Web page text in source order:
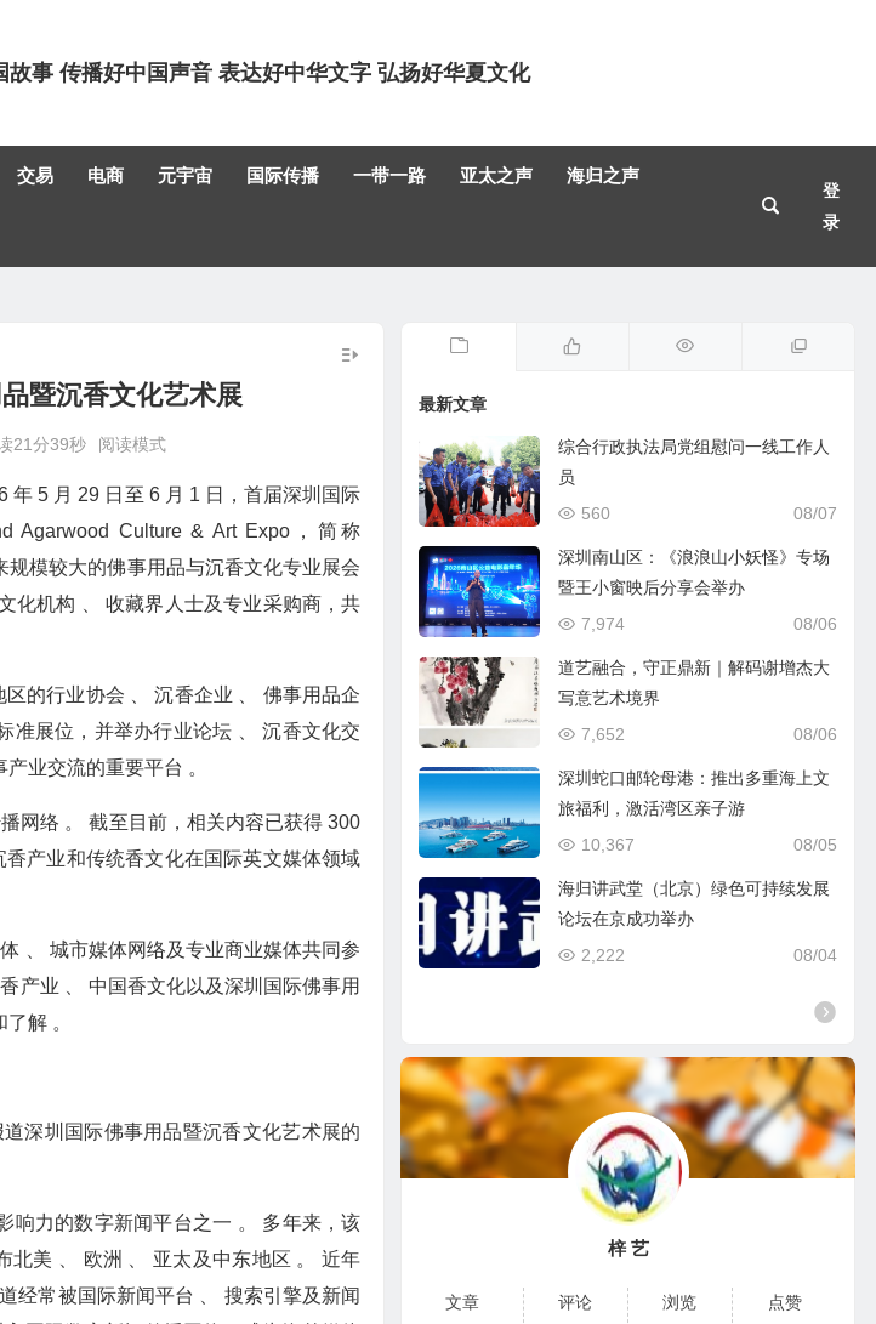
故事 传播好中国声音 表达好中华文字 弘扬好华夏文化
交易 电商 元宇宙 国际传播 一带一路 亚太之声 海归之声
登
录
暨沉香文化艺术展
21分39秒 阅读模式
年 5 月 29 日至 6 月 1 日，首届深圳国际
Agarwood Culture & Art Expo，简称
模较大的佛事用品与沉香文化专业展会
化机构 、 收藏界人士及专业采购商，共
的行业协会 、 沉香企业 、 佛事用品企
准展位，并举办行业论坛 、 沉香文化交
业交流的重要平台 。
网络 。 截至目前，相关内容已获得 300
产业和传统香文化在国际英文媒体领域
、 城市媒体网络及专业商业媒体共同参
产业 、 中国香文化以及深圳国际佛事用
解 。
道深圳国际佛事用品暨沉香文化艺术展的
响力的数字新闻平台之一 。 多年来，该
北美 、 欧洲 、 亚太及中东地区 。 近年
经常被国际新闻平台 、 搜索引擎及新闻
最新文章
综合行政执法局党组慰问一线工作人
员
08/07
560
深圳南山区：《浪浪山小妖怪》专场
暨王小窗映后分享会举办
08/06
7,974
道艺融合，守正鼎新｜解码谢增杰大
写意艺术境界
08/06
7,652
深圳蛇口邮轮母港：推出多重海上文
旅福利，激活湾区亲子游
08/05
10,367
海归讲武堂（北京）绿色可持续发展
论坛在京成功举办
08/04
2,222
梓 艺
文章 评论 浏览 点赞